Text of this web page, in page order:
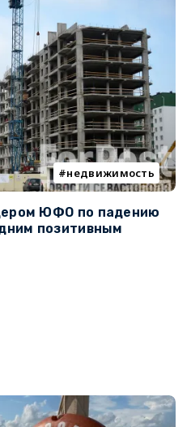
недвижимость
ЮФО по падению
позитивным